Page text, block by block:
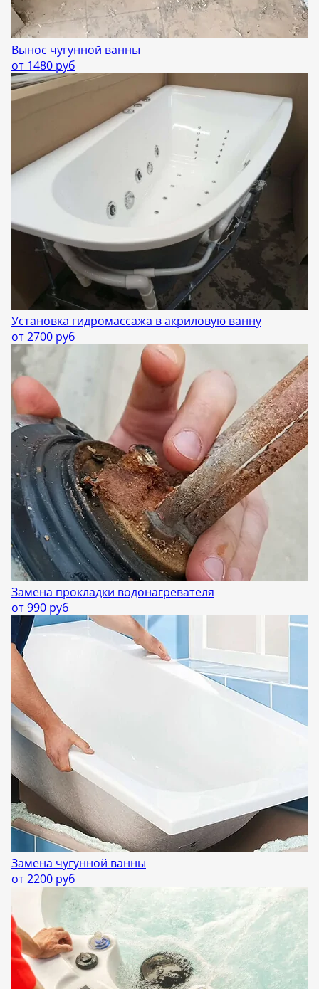
Вынос чугунной ванны
от 1480 руб
Установка гидромассажа в акриловую ванну
от 2700 руб
Замена прокладки водонагревателя
от 990 руб
Замена чугунной ванны
от 2200 руб